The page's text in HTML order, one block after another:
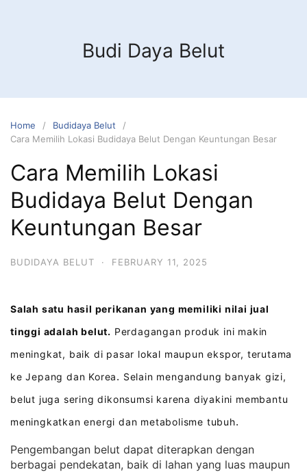
Budi Daya Belut
Home
Budidaya Belut
Cara Memilih Lokasi Budidaya Belut Dengan Keuntungan Besar
Cara Memilih Lokasi
Budidaya Belut Dengan
Keuntungan Besar
BUDIDAYA BELUT · FEBRUARY 11, 2025
Salah satu hasil perikanan yang memiliki nilai jual
tinggi adalah belut. Perdagangan produk ini makin
meningkat, baik di pasar lokal maupun ekspor, terutama
ke Jepang dan Korea. Selain mengandung banyak gizi,
belut juga sering dikonsumsi karena diyakini membantu
meningkatkan energi dan metabolisme tubuh.
Pengembangan belut dapat diterapkan dengan
berbagai pendekatan, baik di lahan yang luas maupun